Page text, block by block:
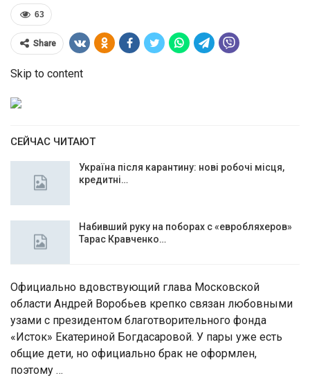
63
Share
Skip to content
СЕЙЧАС ЧИТАЮТ
Україна після карантину: нові робочі місця,
кредитні…
Набивший руку на поборах с «евробляхеров»
Тарас Кравченко…
Официально вдовствующий глава Московской
области Андрей Воробьев крепко связан любовными
узами с президентом благотворительного фонда
«Исток» Екатериной Богдасаровой. У пары уже есть
общие дети, но официально брак не оформлен,
поэтому …